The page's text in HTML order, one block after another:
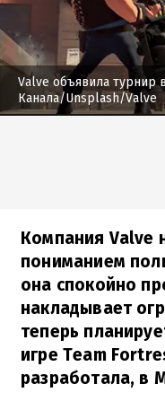
Valve объявила турнир
Канала/Unsplash/Valve
Компания Valve
пониманием
она спокойно
накладывает
теперь
игре Team
разработала, в